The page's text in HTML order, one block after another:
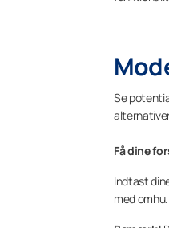
Se
Få dine
Indtast
med